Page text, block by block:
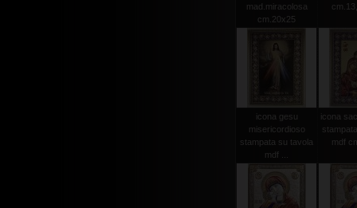
mad.miracolosa
cm.20x25
icona gesu
misericordioso
stampata su tavola
mdf ...
icona
mdf